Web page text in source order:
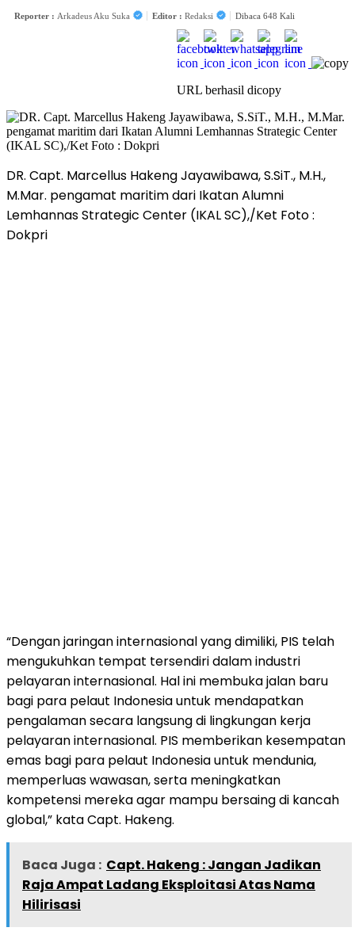
Reporter : Arkadeus Aku Suka Editor : Redaksi Dibaca 648 Kali
URL berhasil dicopy
DR. Capt. Marcellus Hakeng Jayawibawa, S.SiT., M.H.,
M.Mar. pengamat maritim dari Ikatan Alumni
Lemhannas Strategic Center (IKAL SC),/Ket Foto :
Dokpri
“Dengan jaringan internasional yang dimiliki, PIS telah
mengukuhkan tempat tersendiri dalam industri
pelayaran internasional. Hal ini membuka jalan baru
bagi para pelaut Indonesia untuk mendapatkan
pengalaman secara langsung di lingkungan kerja
pelayaran internasional. PIS memberikan kesempatan
emas bagi para pelaut Indonesia untuk mendunia,
memperluas wawasan, serta meningkatkan
kompetensi mereka agar mampu bersaing di kancah
global,” kata Capt. Hakeng.
Baca Juga : Capt. Hakeng : Jangan Jadikan
Raja Ampat Ladang Eksploitasi Atas Nama
Hilirisasi